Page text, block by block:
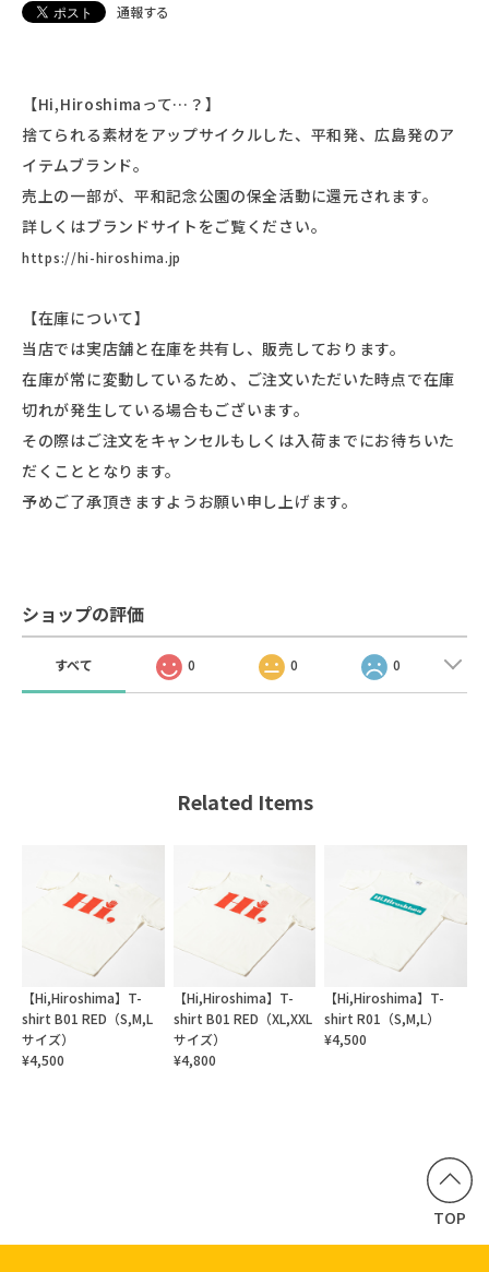
通報する
【Hi,Hiroshimaって…？】
捨てられる素材をアップサイクルした、平和発、広島発のア
イテムブランド。
売上の一部が、平和記念公園の保全活動に還元されます。
詳しくはブランドサイトをご覧ください。
https://hi-hiroshima.jp
【在庫について】
当店では実店舗と在庫を共有し、販売しております。
在庫が常に変動しているため、ご注文いただいた時点で在庫
切れが発生している場合もございます。
その際はご注文をキャンセルもしくは入荷までにお待ちいた
だくこととなります。
予めご了承頂きますようお願い申し上げます。
ショップの評価
すべて 0 0 0
Related Items
【Hi,Hiroshima】T-
shirt B01 RED（S,M,L
サイズ）
¥4,500
【Hi,Hiroshima】T-
shirt B01 RED（XL,XXL
サイズ）
¥4,800
【Hi,Hiroshima】T-
shirt R01（S,M,L）
¥4,500
TOP